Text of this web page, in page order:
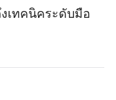
เทคนิคระดับมือ